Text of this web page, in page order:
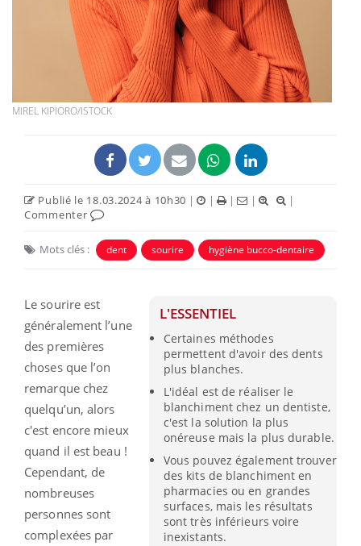
MIREL KIPIORO/ISTOCK
Publié le 18.03.2024 à 10h30 | | | |
|
Commenter
Mots clés : dent sourire hygiène bucco-dentaire
L'ESSENTIEL
Certaines méthodes
permettent d'avoir des dents
plus blanches.
L'idéal est de réaliser le
blanchiment chez un dentiste,
c'est la solution la plus
onéreuse mais la plus durable.
Vous pouvez également trouver
des kits de blanchiment en
pharmacies ou en grandes
surfaces, mais les résultats
sont très inférieurs voire
inexistants.
Le sourire est
généralement l’une
des premières
choses que l’on
remarque chez
quelqu’un, alors
c'est encore mieux
quand il est beau !
Cependant, de
nombreuses
personnes sont
complexées par